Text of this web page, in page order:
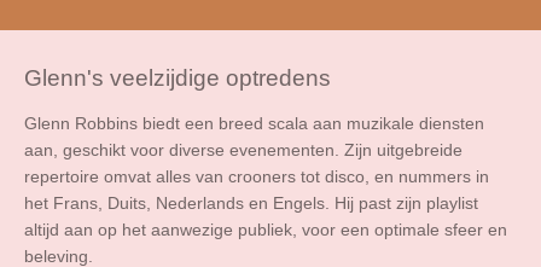
Glenn's veelzijdige optredens
Glenn Robbins biedt een breed scala aan muzikale diensten
aan, geschikt voor diverse evenementen. Zijn uitgebreide
repertoire omvat alles van crooners tot disco, en nummers in
het Frans, Duits, Nederlands en Engels. Hij past zijn playlist
altijd aan op het aanwezige publiek, voor een optimale sfeer en
beleving.